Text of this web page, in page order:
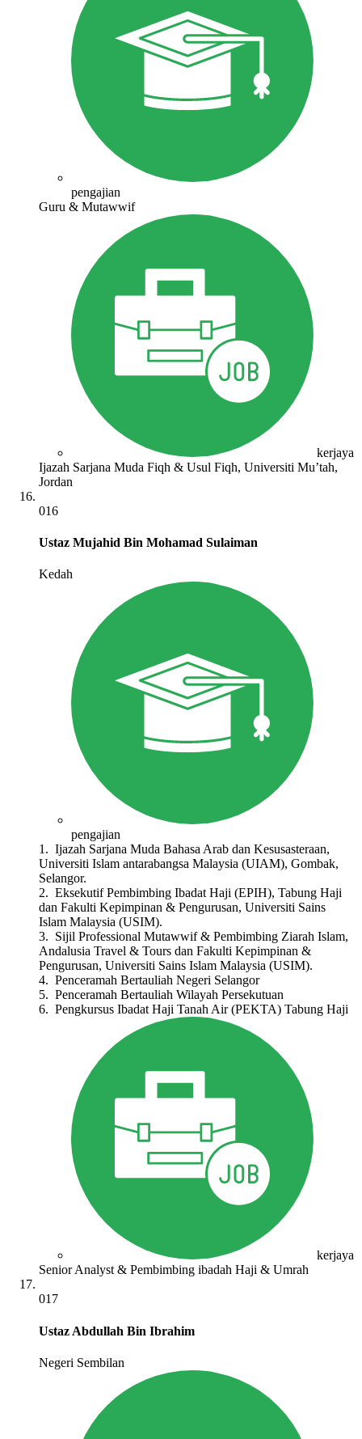
pengajian
Guru & Mutawwif
kerjaya
Ijazah Sarjana Muda Fiqh & Usul Fiqh, Universiti Mu’tah,
Jordan
016
Ustaz Mujahid Bin Mohamad Sulaiman
Kedah
pengajian
1.⁠ ⁠ Ijazah Sarjana Muda Bahasa Arab dan Kesusasteraan,
Universiti Islam antarabangsa Malaysia (UIAM), Gombak,
Selangor.
2.⁠ ⁠ Eksekutif Pembimbing Ibadat Haji (EPIH), Tabung Haji
dan Fakulti Kepimpinan & Pengurusan, Universiti Sains
Islam Malaysia (USIM).
3.⁠ ⁠ Sijil Professional Mutawwif & Pembimbing Ziarah Islam,
Andalusia Travel & Tours dan Fakulti Kepimpinan &
Pengurusan, Universiti Sains Islam Malaysia (USIM).
4.⁠ ⁠ Penceramah Bertauliah Negeri Selangor
5.⁠ ⁠ Penceramah Bertauliah Wilayah Persekutuan
6.⁠ ⁠ Pengkursus Ibadat Haji Tanah Air (PEKTA) Tabung Haji
kerjaya
Senior Analyst & Pembimbing ibadah Haji & Umrah
017
Ustaz Abdullah Bin Ibrahim
Negeri Sembilan